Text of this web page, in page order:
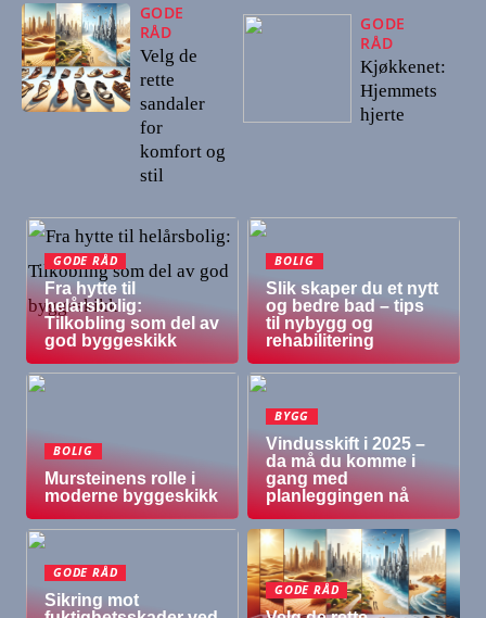
GODE
RÅD
Velg de
rette
sandaler
for
komfort og
stil
GODE
RÅD
Kjøkkenet:
Hjemmets
hjerte
GODE RÅD
Fra hytte til
helårsbolig:
Tilkobling som del av
god byggeskikk
BOLIG
Slik skaper du et nytt
og bedre bad – tips
til nybygg og
rehabilitering
BOLIG
Mursteinens rolle i
moderne byggeskikk
BYGG
Vindusskift i 2025 –
da må du komme i
gang med
planleggingen nå
GODE RÅD
Sikring mot
GODE RÅD